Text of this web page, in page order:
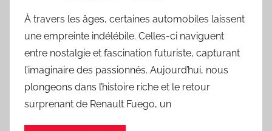
À travers les âges, certaines automobiles laissent
une empreinte indélébile. Celles-ci naviguent
entre nostalgie et fascination futuriste, capturant
l’imaginaire des passionnés. Aujourd’hui, nous
plongeons dans l’histoire riche et le retour
surprenant de Renault Fuego, un